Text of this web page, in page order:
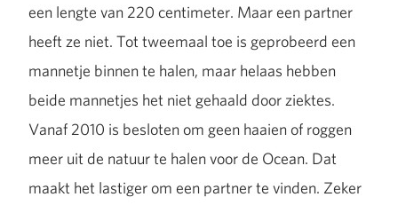
een lengte van 220 centimeter. Maar een partner
heeft ze niet. Tot tweemaal toe is geprobeerd een
mannetje binnen te halen, maar helaas hebben
beide mannetjes het niet gehaald door ziektes.
Vanaf 2010 is besloten om geen haaien of roggen
meer uit de natuur te halen voor de Ocean. Dat
maakt het lastiger om een partner te vinden. Zeker